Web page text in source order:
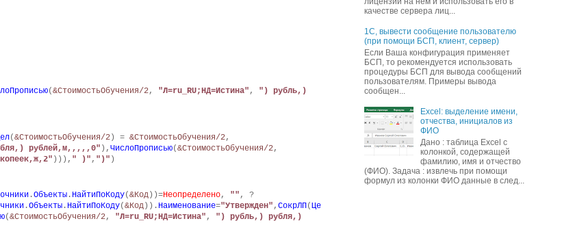
(&СтоимостьОбучения/2, "Л=ru_RU;НД=Истина" , ") рубль,)
(&СтоимостьОбучения/2 ) = &СтоимостьОбучения/2,
рублей,м,,,,,0" ), ЧислоПрописью(&СтоимостьОбучения/2,
))), " )" , ")" )
.Объекты . НайтиПоКоду(&Код ))=Неопределено, "" , ?
.Объекты . НайтиПоКоду(&Код )). Наименование="Утвержден" , СокрЛП(Це
(&СтоимостьОбучения/2, "Л=ru_RU;НД=Истина" , ") рубль,) рубля,)
качестве сервера лиц...
1С, вывести сообщение пользователю
(при помощи БСП, клиент, сервер)
Если Ваша конфигурация применяет
БСП, то рекомендуется использовать
процедуры БСП для вывода сообщений
пользователям. Примеры вывода
сообщен...
Excel: выделение имени,
отчества, инициалов из
ФИО
Дано : таблица Excel с
колонкой, содержащей
фамилию, имя и отчество
(ФИО). Задача : извлечь при помощи
формул из колонки ФИО данные в след...